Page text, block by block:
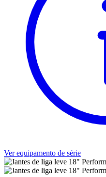
Ver equipamento de série